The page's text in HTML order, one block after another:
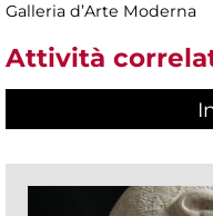
Galleria d’Arte Moderna
Attività